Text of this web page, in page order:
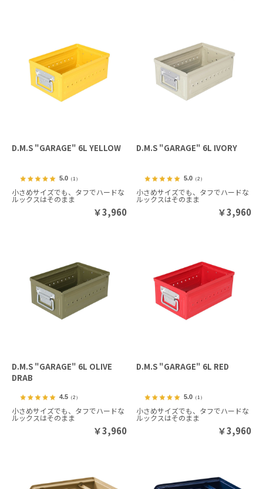
D.M.S "GARAGE" 6L YELLOW
5.0（1）
小さめサイズでも、タフでハードな
ルックスはそのまま
￥3,960
D.M.S "GARAGE" 6L IVORY
5.0 （2）
小さめサイズでも、タフでハードな
ルックスはそのまま
￥3,960
D.M.S "GARAGE" 6L OLIVE
DRAB
4.5（2）
小さめサイズでも、タフでハードな
ルックスはそのまま
￥3,960
D.M.S "GARAGE" 6L RED
5.0 （1）
小さめサイズでも、タフでハードな
ルックスはそのまま
￥3,960